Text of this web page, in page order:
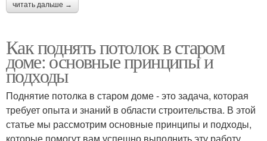
читать дальше →
Как поднять потолок в старом
доме: основные принципы и
подходы
Поднятие потолка в старом доме - это задача, которая
требует опыта и знаний в области строительства. В этой
статье мы рассмотрим основные принципы и подходы,